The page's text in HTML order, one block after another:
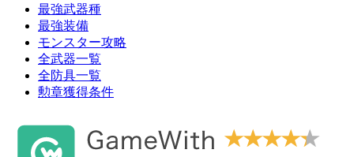
最強武器種
最強装備
モンスター攻略
全武器一覧
全防具一覧
勲章獲得条件